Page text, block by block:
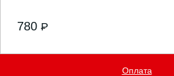
780 P
Оплата